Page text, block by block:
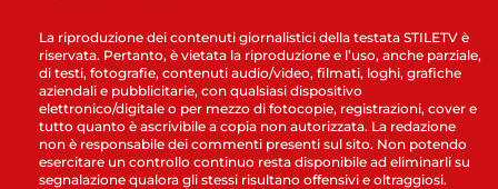
La riproduzione dei contenuti giornalistici della testata STILETV è
riservata. Pertanto, è vietata la riproduzione e l’uso, anche parziale,
di testi, fotografie, contenuti audio/video, filmati, loghi, grafiche
aziendali e pubblicitarie, con qualsiasi dispositivo
elettronico/digitale o per mezzo di fotocopie, registrazioni, cover e
tutto quanto è ascrivibile a copia non autorizzata. La redazione
non è responsabile dei commenti presenti sul sito. Non potendo
esercitare un controllo continuo resta disponibile ad eliminarli su
segnalazione qualora gli stessi risultano offensivi e oltraggiosi.